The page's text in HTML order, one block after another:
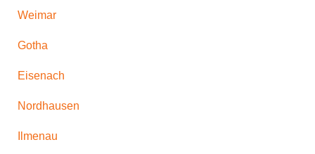
Weimar
Gotha
Eisenach
Nordhausen
Ilmenau